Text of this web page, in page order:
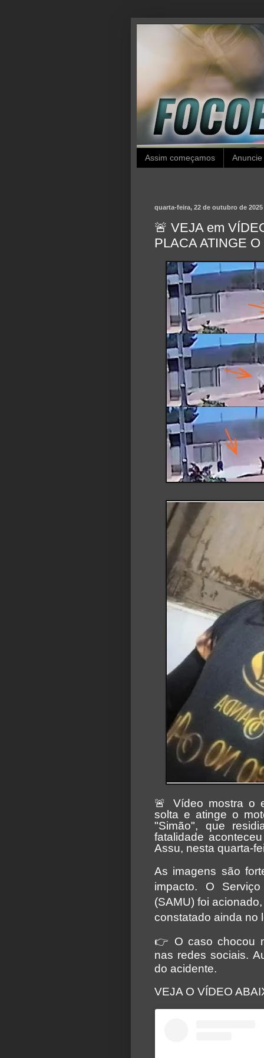
Assim começamos
quarta-feira, 22 de outubro de 2025
🚨 VEJA em
PLACA ATINGE
🚨
Vídeo mostra o
solta e atinge o
"Simão", que
fatalidade
Assu, nesta quarta-
As imagens são
impacto. O
(SAMU) foi
constatado ainda no
👉 O caso chocou
nas redes sociais.
do acidente.
VEJA O VÍDEO